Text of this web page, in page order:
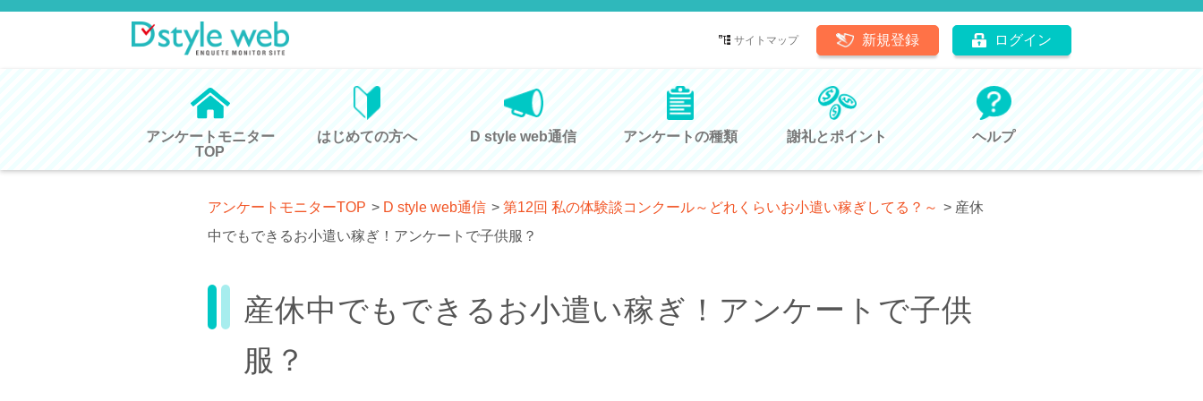
サイトマップ 新規登録 ログイン
アンケートモニター
TOP
はじめての方へ D style web通信 アンケートの種類 謝礼とポイント ヘルプ
アンケートモニターTOP > D style web通信 > 第12回 私の体験談コンクール～どれくらいお小遣い稼ぎしてる？～ > 産休
中でもできるお小遣い稼ぎ！アンケートで子供服？
産休中でもできるお小遣い稼ぎ！アンケートで子供
服？